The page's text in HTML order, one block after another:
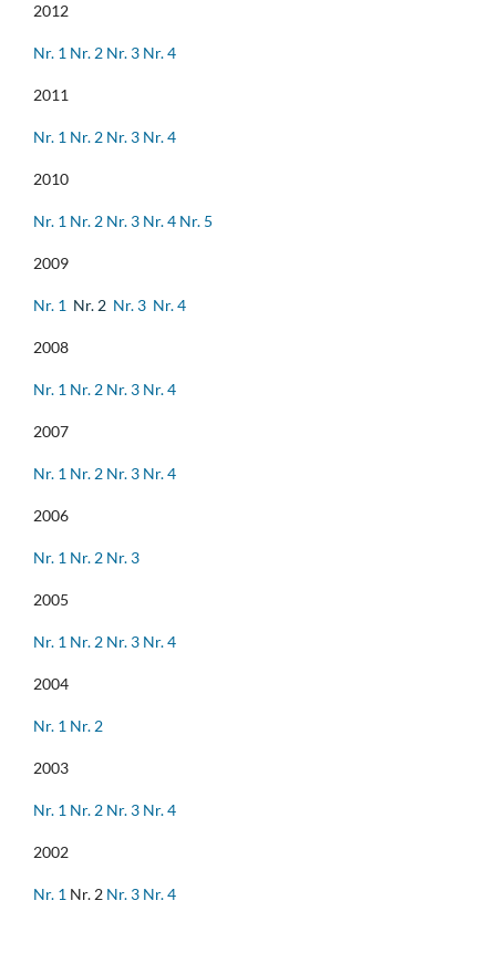
2012
Nr. 1 Nr. 2 Nr. 3 Nr. 4
2011
Nr. 1 Nr. 2 Nr. 3 Nr. 4
2010
Nr. 1 Nr. 2 Nr. 3 Nr. 4 Nr. 5
2009
Nr. 1 Nr. 2 Nr. 3 Nr. 4
2008
Nr. 1 Nr. 2 Nr. 3 Nr. 4
2007
Nr. 1 Nr. 2 Nr. 3 Nr. 4
2006
Nr. 1 Nr. 2 Nr. 3
2005
Nr. 1 Nr. 2 Nr. 3 Nr. 4
2004
Nr. 1 Nr. 2
2003
Nr. 1 Nr. 2 Nr. 3 Nr. 4
2002
Nr. 1 Nr. 2 Nr. 3 Nr. 4